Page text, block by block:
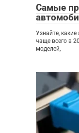
Самые
Узнайте,
чаще всего в
моделей,